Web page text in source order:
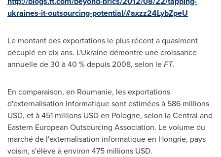
ukraines-it-outsourcing-potential/#axzz24LybZpeU
Le montant des exportations le plus récent a quasiment
décuplé en dix ans. L'Ukrainedémontre une croissance
annuelle de 30 à 40 % depuis 2008, selon leFT.
En comparaison, en Roumanie, les exportations
d'externalisation informatique sont estimées à 586 millions
USD, et à451 millions USDen Pologne, selon la Central and
Eastern European Outsourcing Association. Le volume du
marché de l'externalisation informatique en Hongrie, pays
voisin, s'élève à environ 475 millions USD.